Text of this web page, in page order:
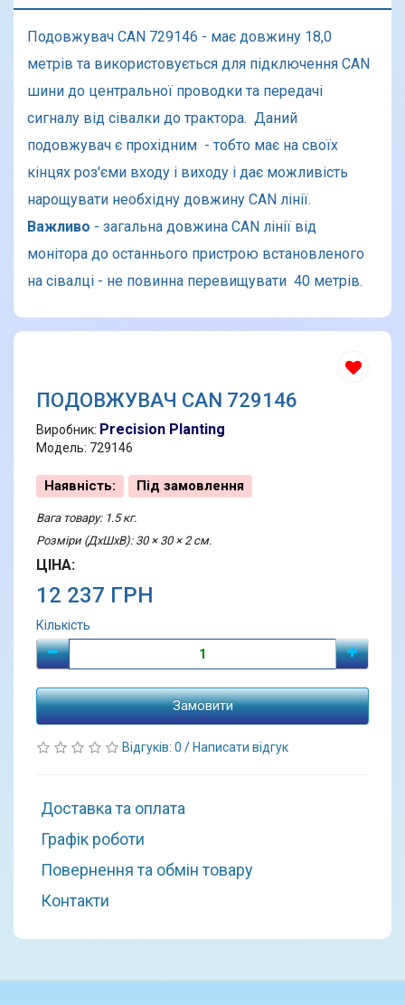
Подовжувач CAN 729146 - має довжину 18,0
метрів та використовується для підключення CAN
шини до центральної проводки та передачі
сигналу від сівалки до трактора. Даний
подовжувач є прохідним - тобто має на своїх
кінцях роз'єми входу і виходу і дає можливість
нарощувати необхідну довжину CAN лінії.
Важливо - загальна довжина CAN лінії від
монітора до останнього пристрою встановленого
на сівалці - не повинна перевищувати 40 метрів.
ПОДОВЖУВАЧ CAN 729146
Виробник: Precision Planting
Модель: 729146
Наявність: Під замовлення
Вага товару: 1.5 кг.
Розміри (ДхШхВ): 30 × 30 × 2 см.
ЦІНА:
12 237 ГРН
Кількість
Замовити
Відгуків: 0 / Написати відгук
Доставка та оплата
Графік роботи
Повернення та обмін товару
Контакти